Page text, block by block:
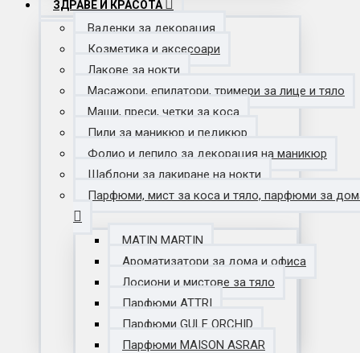
ЗДРАВЕ И КРАСОТА
Ваденки за декорация
Козметика и аксесоари
Лакове за нокти
Масажори, епилатори, тримери за лице и тяло
Маши, преси, четки за коса
Пили за маникюр и педикюр
Фолио и лепило за декорация на маникюр
Шаблони за лакиране на нокти
Парфюми, мист за коса и тяло, парфюми за
MATIN MARTIN
Ароматизатори за дома и офиса
Лосиони и мистове за тяло
Парфюми ATTRI
Парфюми GULF ORCHID
Парфюми MAISON ASRAR